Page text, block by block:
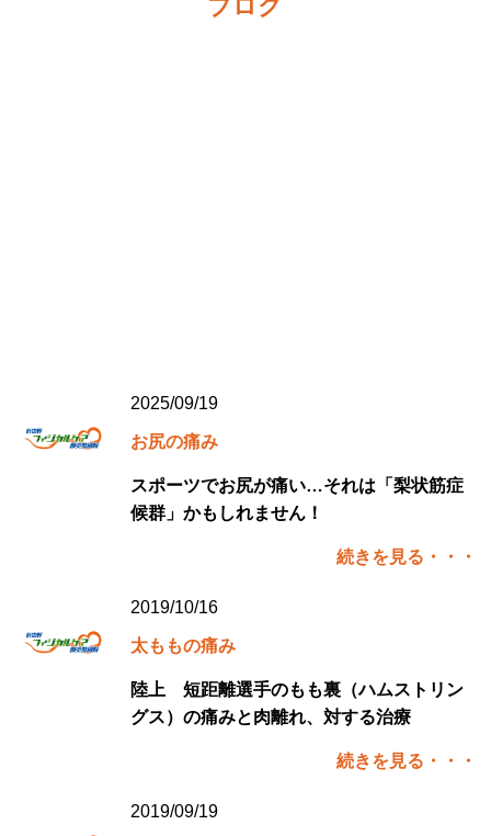
ブログ
2025/09/19
お尻の痛み
スポーツでお尻が痛い…それは「梨状筋症
候群」かもしれません！
続きを見る・・・
2019/10/16
太ももの痛み
陸上 短距離選手のもも裏（ハムストリン
グス）の痛みと肉離れ、対する治療
続きを見る・・・
2019/09/19